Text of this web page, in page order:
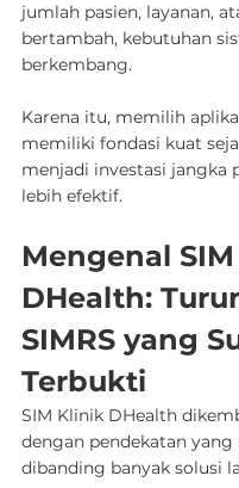
jumlah pasien, layanan,
bertambah, kebutuhan
berkembang.
Karena itu, memilih
memiliki fondasi kuat
menjadi investasi jangka
lebih efektif.
Mengenal
DHealth:
SIMRS yang
Terbukti
SIM Klinik DHealth
dengan pendekatan yang
dibanding banyak solusi